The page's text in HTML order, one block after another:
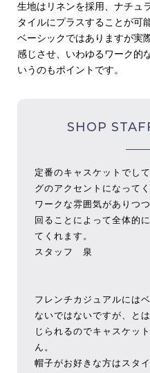
生地はリネンを採用、ナチュ
タイルにプラスすることが可
ベーシックではありますが実
感じさせ、いわゆるワーク的
いうのもポイントです。
SHOP
定番のキャスケットでし
グのアクセントになってく
ワークな雰囲気がありつ
回ることによって全体的
てくれます。
スタッフ 泉
フレンチカジュアルには
ないではないですが、と
じられるのでキャスケッ
ん。
帽子がお好きな方はスタ